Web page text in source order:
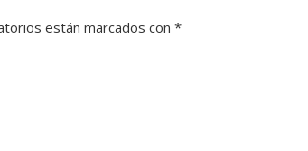
están marcados con *